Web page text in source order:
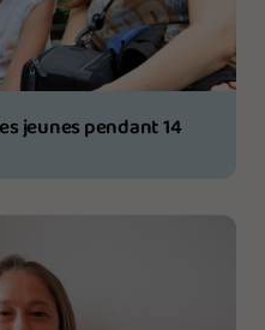
jeunes pendant 14